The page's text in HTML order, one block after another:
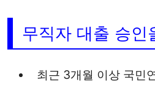
무직자 대출 승인
최근 3개월 이상 국민